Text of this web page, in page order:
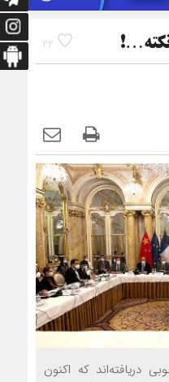
22
دريافته‌اند که اکنون